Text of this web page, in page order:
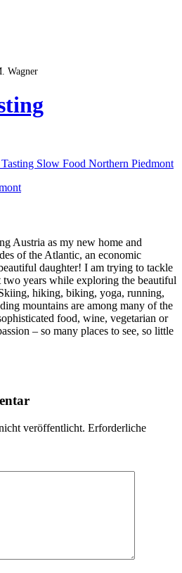
Wagner
Austria as my new home and
of the Atlantic, an economic
daughter! I am trying to tackle
two years while exploring the beautiful
hiking, biking, yoga, running,
mountains are among many of the
food, wine, vegetarian or
– so many places to see, so little
veröffentlicht. Erforderliche